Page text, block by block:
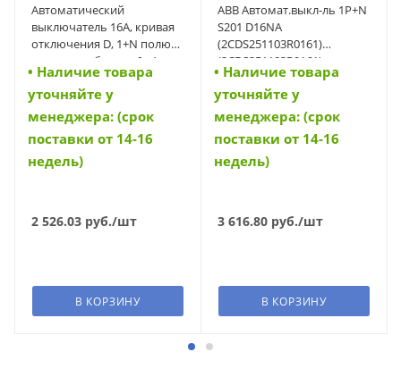
Автоматический
выключатель 16А, кривая
отключения D, 1+N полюс,
откл. способность 6 кА
(PL6-D16/1N) (164941)
• Наличие товара
уточняйте у
менеджера: (срок
поставки от 14-16
недель)
2 526.03 руб./шт
В КОРЗИНУ
ABB Автомат.выкл-ль 1P+N
S201 D16NA
(2CDS251103R0161)
(2CDS251103R0161)
• Наличие товара
уточняйте у
менеджера: (срок
поставки от 14-16
недель)
3 616.80 руб./шт
В КОРЗИНУ